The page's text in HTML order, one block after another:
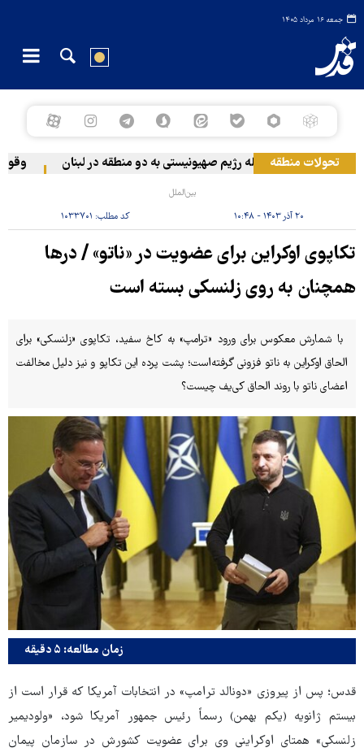
جمعه ۱۶ مرداد ۱۴۰۵
تحولات منطقهحمله رژیم صهیونیستی به دو منطقه در لبنان وقوع
بین‌الملل
۲۰ آذر ۱۴۰۳ - ۱۰:۴۸ کد مطلب: ۱۰۳۳۷۰۱
تکاپوی اوکراین برای عضویت در «ناتو» / درها
همچنان به روی زلنسکی بسته است
​​​​​​​ با شمارش معکوس برای ورود «ترامپ» به کاخ سفید، تکاپوی «زلنسکی» برای
الحاق اوکراین به ناتو فزونی گرفته‌است؛ پشت پرده این تکاپو و نیز دلیل مخالفت
اعضای ناتو با روند الحاق کی‌یف چیست؟
زمان مطالعه: ۵ دقیقه
قدس؛ پس از پیروزی «دونالد ترامپ» در انتخابات آمریکا که قرار است از
بیستم ژانویه (یکم بهمن) رسماً رئیس جمهور آمریکا شود، «ولودیمیر
زلنسکی» همتای اوکراینی وی برای عضویت کشورش در سازمان پیمان